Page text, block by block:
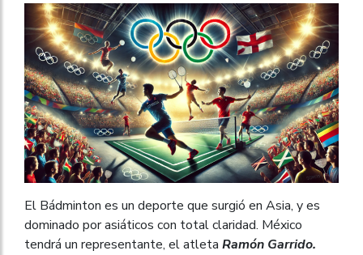
El Bádminton es un deporte que surgió en Asia, y es
dominado por asiáticos con total claridad. México
tendrá un representante, el atleta Ramón Garrido.